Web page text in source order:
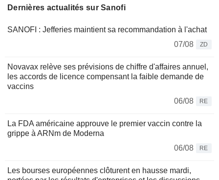
Dernières actualités sur Sanofi
SANOFI : Jefferies maintient sa recommandation à l'achat
07/08
ZD
Novavax relève ses prévisions de chiffre d'affaires annuel,
les accords de licence compensant la faible demande de
vaccins
06/08
RE
La FDA américaine approuve le premier vaccin contre la
grippe à ARNm de Moderna
06/08
RE
Les bourses européennes clôturent en hausse mardi,